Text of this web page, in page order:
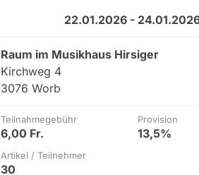
22.01.2026 -
Raum im Musikhaus Hirsiger
Kirchweg 4
3076 Worb
Teilnahmegebühr
6,00 Fr.
Provision
13,5%
Artikel / Teilnehmer
30